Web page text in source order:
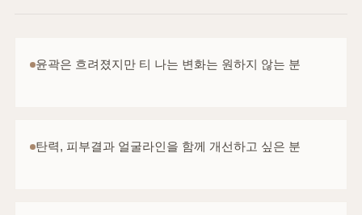
윤곽은 흐려졌지만 티 나는 변화는 원하지 않는 분
탄력, 피부결과 얼굴라인을 함께 개선하고 싶은 분